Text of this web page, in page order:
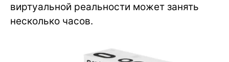
виртуальной реальности может занять
несколько часов.